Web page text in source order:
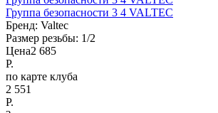
Группа безопасности 3 4 VALTEC
Бренд: Valtec
Размер резьбы: 1/2
Цена2 685
Р.
по карте клуба
2 551
Р.